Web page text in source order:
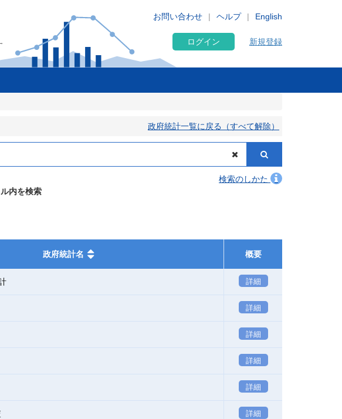
English
お問い合わせ ヘルプ
ログイン 新規登録
政府統計一覧に戻る（すべて解除）
検索のしかた
内を検索
政府統計名 概要
詳細
詳細
詳細
詳細
詳細
詳細